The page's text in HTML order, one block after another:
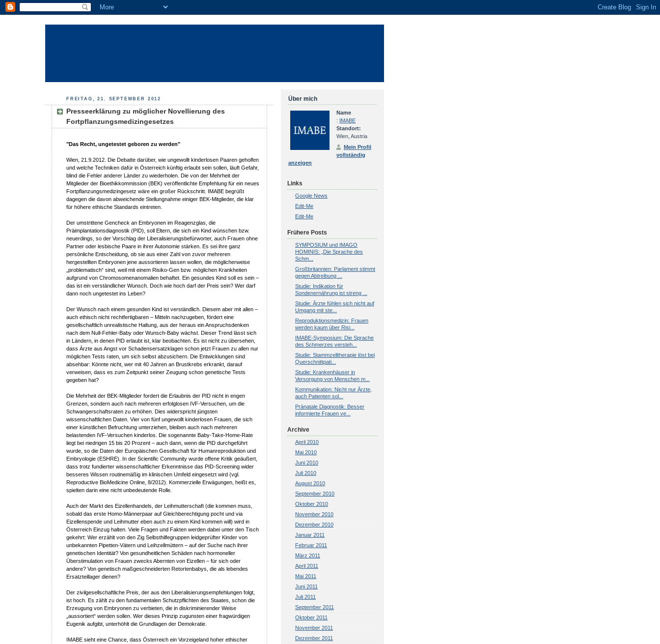
FREITAG, 21. SEPTEMBER 2012
Presseerklärung zu möglicher Novellierung des
Fortpflanzungsmedizingesetzes
"Das Recht, ungetestet geboren zu werden"
Wien, 21.9.2012. Die Debatte darüber, wie ungewollt kinderlosen Paaren geholfen
und welche Techniken dafür in Österreich künftig erlaubt sein sollen, läuft Gefahr,
blind die Fehler anderer Länder zu wiederholen. Die von der Mehrheit der
Mitglieder der Bioethikkommission (BEK) veröffentlichte Empfehlung für ein neues
Fortpflanzungsmedizingesetz wäre ein großer Rückschritt. IMABE begrüßt
dagegen die davon abweichende Stellungnahme einiger BEK-Mitglieder, die klar
für höhere ethische Standards eintreten.
Der umstrittene Gencheck an Embryonen im Reagenzglas, die
Präimplantationsdiagnostik (PID), soll Eltern, die sich ein Kind wünschen bzw.
neuerdings, so der Vorschlag der Liberalisierungsbefürworter, auch Frauen ohne
Partner oder lesbische Paare in ihrer Autonomie stärken. Es sei ihre ganz
persönliche Entscheidung, ob sie aus einer Zahl von zuvor mehreren
hergestellten Embryonen jene aussortieren lassen wollen, die möglicherweise
„problematisch“ sind, weil mit einem Risiko-Gen bzw. möglichen Krankheiten
aufgrund von Chromosomenanomalien behaftet. Ein gesundes Kind soll es sein –
das ist ein verständlicher Wunsch. Doch wie hoch darf der Preis sein? Wer darf
dann noch ungetestet ins Leben?
Der Wunsch nach einem gesunden Kind ist verständlich. Diesem aber mit allen –
auch ethisch nicht rechtfertigbaren – Mitteln nachzugeben, fördert eine
gesellschaftlich unrealistische Haltung, aus der heraus ein Anspruchsdenken
nach dem Null-Fehler-Baby oder Wunsch-Baby wächst. Dieser Trend lässt sich
in Ländern, in denen PID erlaubt ist, klar beobachten. Es ist nicht zu übersehen,
dass Ärzte aus Angst vor Schadensersatzklagen schon jetzt Frauen zu allen nur
möglichen Tests raten, um sich selbst abzusichern. Die Entwicklungen sind
absehbar: Könnte nicht, wer mit 40 Jahren an Brustkrebs erkrankt, darauf
verweisen, dass es zum Zeitpunkt seiner Zeugung schon genetische Tests
gegeben hat?
Die Mehrheit der BEK-Mitglieder fordert die Erlaubnis der PID nicht in engen
Grenzen, sondern auch nach mehreren erfolglosen IVF-Versuchen, um die
Schwangerschaftsraten zu erhöhen. Dies widerspricht jüngsten
wissenschaftlichen Daten. Vier von fünf ungewollt kinderlosen Frauen, die sich
einer künstlichen Befruchtung unterziehen, bleiben auch nach mehreren
belastenden IVF-Versuchen kinderlos. Die sogenannte Baby-Take-Home-Rate
liegt bei niedrigen 15 bis 20 Prozent – auch dann, wenn die PID durchgeführt
wurde, so die Daten der Europäischen Gesellschaft für Humanreproduktion und
Embryologie (ESHRE). In der Scientific Community wurde offene Kritik geäußert,
dass trotz fundierter wissenschaftlicher Erkenntnisse das PID-Screening wider
besseres Wissen routinemäßig im klinischen Umfeld eingesetzt wird (vgl.
Reproductive BioMedicine Online, 8/2012). Kommerzielle Erwägungen, heißt es,
spielten darin eine nicht unbedeutende Rolle.
Auch der Markt des Eizellenhandels, der Leihmutterschaft (die kommen muss,
sobald das erste Homo-Männerpaar auf Gleichberechtigung pocht und via
Eizellenspende und Leihmutter eben auch zu einem Kind kommen will) wird in
Österreich Einzug halten. Viele Fragen und Fakten werden dabei unter den Tisch
gekehrt: Wer erzählt von den Zig Selbsthilfegruppen leidgeprüfter Kinder von
unbekannten Pipetten-Vätern und Leihzellmüttern – auf der Suche nach ihrer
genetischen Identität? Von gesundheitlichen Schäden nach hormoneller
Überstimulation von Frauen zwecks Abernten von Eizellen – für sich oder
andere? Von genetisch maßgeschneiderten Retortenbabys, die als lebendes
Ersatzteillager dienen?
Der zivilgesellschaftliche Preis, der aus den Liberalisierungsempfehlungen folgt,
ist hoch. Es zählt zu den fundamentalen Schutzpflichten des Staates, schon die
Erzeugung von Embryonen zu verbieten, die in diskriminierender Weise
„aussortiert“ werden sollen. Wer dieses Prinzip zugunsten einer fragwürdigen
Eugenik aufgibt, unterhöhlt die Grundlagen der Demokratie.
IMABE sieht eine Chance, dass Österreich ein Vorzeigeland hoher ethischer
Über mich
Name
:
IMABE
Standort:
Wien, Austria
Mein Profil
vollständig
anzeigen
Links
Google News
Edit-Me
Edit-Me
Frühere Posts
SYMPOSIUM und IMAGO
HOMINIS: „Die Sprache des
Schm...
Großbritannien: Parlament stimmt
gegen Abtreibung ...
Studie: Indikation für
Sondenernährung ist streng ...
Studie: Ärzte fühlen sich nicht auf
Umgang mit ste...
Reproduktionsmedizin: Frauen
werden kaum über Risi...
IMABE-Symposium: Die Sprache
des Schmerzes versteh...
Studie: Stammzelltherapie löst bei
Querschnittpati...
Studie: Krankenhäuser in
Versorgung von Menschen m...
Kommunikation: Nicht nur Ärzte,
auch Patienten sol...
Pränatale Diagnostik: Besser
informierte Frauen ve...
Archive
April 2010
Mai 2010
Juni 2010
Juli 2010
August 2010
September 2010
Oktober 2010
November 2010
Dezember 2010
Januar 2011
Februar 2011
März 2011
April 2011
Mai 2011
Juni 2011
Juli 2011
September 2011
Oktober 2011
November 2011
Dezember 2011